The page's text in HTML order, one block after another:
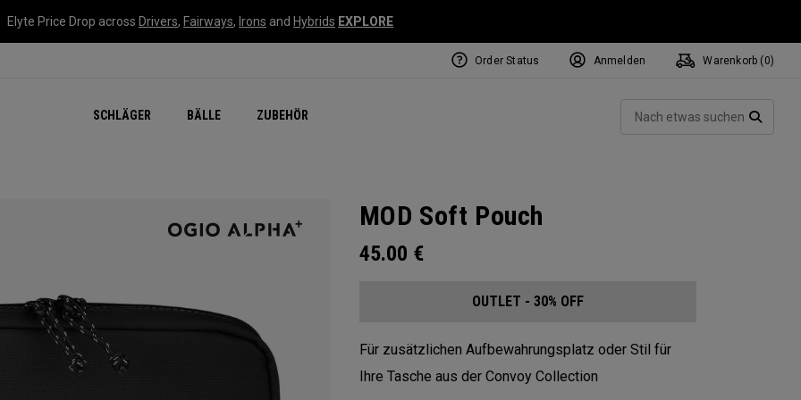
Elyte Price Drop across Drivers, Fairways, Irons and Hybrids EXPLORE
SCHLÄGER BÄLLE ZUBEHÖR
Order Status Anmelden Warenkorb ( 0)
MOD Soft Pouch
45.00 €
OUTLET - 30% OFF
Für zusätzlichen Aufbewahrungsplatz oder Stil für
Ihre Tasche aus der Convoy Collection